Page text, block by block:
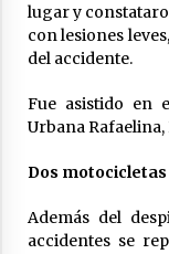
lugar y
con lesiones
del accidente.
Fue asistido en
Urbana Rafaelina,
Dos motocicletas
Además del
accidentes se